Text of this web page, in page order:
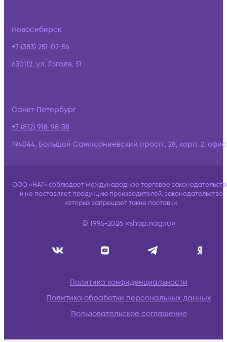
Новосибирск
+7 (383) 251-02-56
630112, ул. Гоголя, 51
Санкт-Петербург
+7 (812) 918-98-38
194044, Большой Сампсониевский просп., 28, корп. 2,
ООО «НАГ» соблюдает международное торговое
и не поставляет продукцию производителей, законодательство
которых запрещает такие поставки.
© 1995-2026 «shop.nag.ru»
Политика конфиденциальности
Политика обработки персональных данных
Пользовательское соглашение